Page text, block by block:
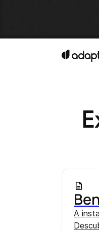
A